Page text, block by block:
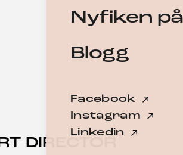
Nyfiken
Blogg
Facebook
Instagram
Linkedin
DIRECTOR